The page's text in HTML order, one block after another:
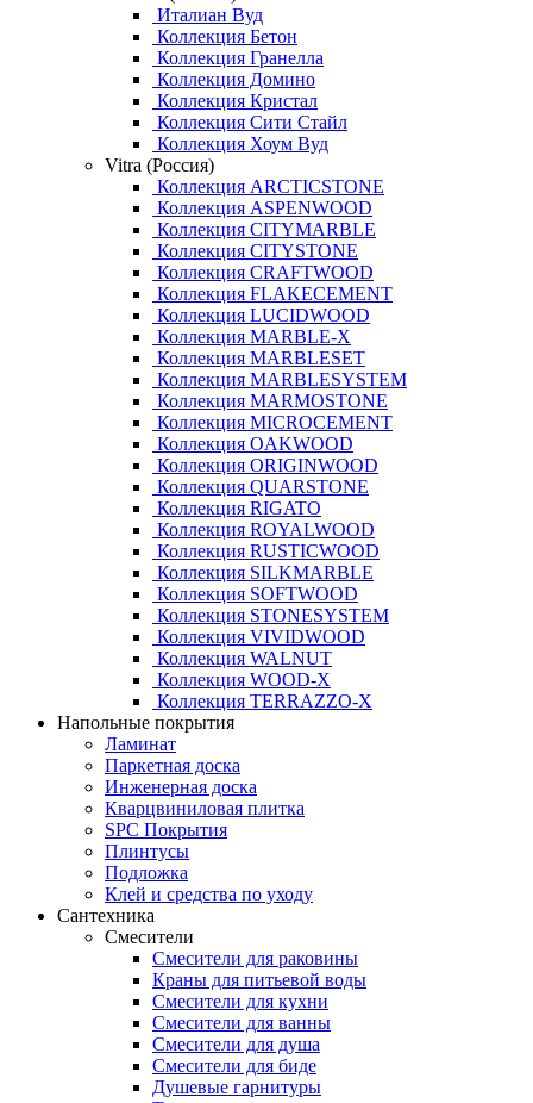
Италиан Вуд
Коллекция Бетон
Коллекция Гранелла
Коллекция Домино
Коллекция Кристал
Коллекция Сити Стайл
Коллекция Хоум Вуд
Vitra (Россия)
Коллекция ARCTICSTONE
Коллекция ASPENWOOD
Коллекция CITYMARBLE
Коллекция CITYSTONE
Коллекция CRAFTWOOD
Коллекция FLAKECEMENT
Коллекция LUCIDWOOD
Коллекция MARBLE-X
Коллекция MARBLESET
Коллекция MARBLESYSTEM
Коллекция MARMOSTONE
Коллекция MICROCEMENT
Коллекция OAKWOOD
Коллекция ORIGINWOOD
Коллекция QUARSTONE
Коллекция RIGATO
Коллекция ROYALWOOD
Коллекция RUSTICWOOD
Коллекция SILKMARBLE
Коллекция SOFTWOOD
Коллекция STONESYSTEM
Коллекция VIVIDWOOD
Коллекция WALNUT
Коллекция WOOD-X
Коллекция ТЕRRАZZO-X
Напольные покрытия
Ламинат
Паркетная доска
Инженерная доска
Кварцвиниловая плитка
SPC Покрытия
Плинтусы
Подложка
Клей и средства по уходу
Сантехника
Смесители
Смесители для раковины
Краны для питьевой воды
Смесители для кухни
Смесители для ванны
Смесители для душа
Смесители для биде
Душевые гарнитуры